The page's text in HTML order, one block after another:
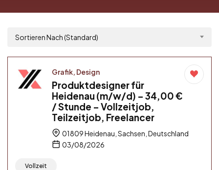
Sortieren Nach (Standard)
Grafik, Design
Produktdesigner für
Heidenau (m/w/d) – 34,00 €
/ Stunde – Vollzeitjob,
Teilzeitjob, Freelancer
01809 Heidenau, Sachsen, Deutschland
03/08/2026
Vollzeit